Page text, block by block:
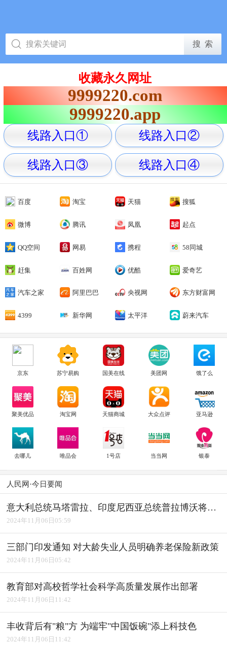
收藏永久网址
9999220.com
9999220.app
线路入口① 线路入口②
线路入口③ 线路入口④
百度 淘宝 天猫 搜狐
微博 腾讯 凤凰 起点
QQ空间 网易 携程 58同城
赶集 百姓网 优酷 爱奇艺
汽车之家 阿里巴巴 央视网 东方财富网
4399 新华网 太平洋 蔚来汽车
京东 苏宁易购 国美在线 美团网 饿了么
聚美优品 淘宝网 天猫商城 大众点评 亚马逊
去哪儿 唯品会 1号店 当当网 银泰
人民网·今日要闻
意大利总统马塔雷拉、印度尼西亚总统普拉博沃将访华
2024年11月06日05:59
三部门印发通知 对大龄失业人员明确养老保险新政策
2024年11月06日05:42
教育部对高校哲学社会科学高质量发展作出部署
2024年11月06日11:42
丰收背后有"粮"方 为端牢"中国饭碗"添上科技色
2024年11月06日11:42